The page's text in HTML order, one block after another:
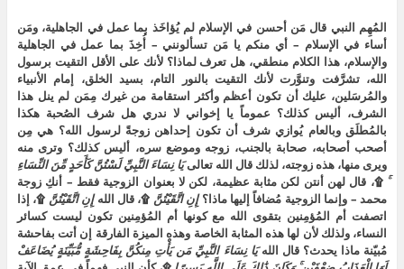
المُهِم النبي قال مَن أحسن في الإسلام لم يُؤاخَذ بما عمل في الجاهلية، ومَن
أساء في الإسلام – أي منكم يا مَن تسألونني – أُخِذَ بما عمل في الجاهلية
والإسلام، هذا الكلام منطقي، هل تعرف لماذا؟ لأنك على الأقل التقيت برسول
الله، تشرَّفت وتنوَّرت لأنك التقيت بالنور التام، بسيد الخلق، إمام الأنبياء
والمُرسَلين، عليك أن تكون أعظم وأكثر استقامة من غيرك مِمَن لم ينل هذا
الشرف، أليس كذلك؟ عموماً يا إخواني لا ندري هل شرف الصُحبة هكذا
بالمُطلَق وبالعام يُوازي شرف أن تكون إحداهن زوجةً لرسول الله؟ هي مِن
أصحب أصحابه، صحابة بالجنب، زوجه وموضع سره، أليس كذلك؟ وترى منه
ويرى منها، هذه زوجته، لذلك قال الله تعالىيَا نِسَاءَ النَّبِيِّ لَسْتُنَّ كَأَحَدٍ مِّنَ النِّسَاءِ
ۚ۩، قال لهن أنتن لكن مثابة عظيمة، لكن لا بعنوان الزوجية فقط – أنكِ زوجة
محمد – وإنما الزوجية مُضافاً إليها ماذا؟إِنِ اتَّقَيْتُنَّ ۩، قال اللهإِنِ اتَّقَيْتُنَّ ۩، إذا
اتصفت أم المُؤمِنين بتقوى الله مع كونها أم المُؤمِنين تكون ليست كسائر
النساء، ولذلك لأن لها هذه المثابة الخاصة وهذه الميزة الفارقة إن أتت بفاحشة
مُبيّنة ماذا يحدث؟ قال اللهيَا نِسَاءَ النَّبِيِّ مَن يَأْتِ مِنكُنَّ بِفَاحِشَةٍ مُّبَيِّنَةٍ يُضَاعَفْ